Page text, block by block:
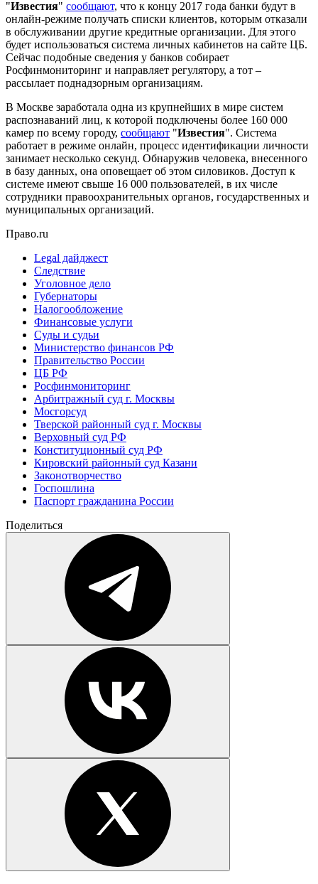
"Известия" сообщают, что к концу 2017 года банки будут в
онлайн-режиме получать списки клиентов, которым отказали
в обслуживании другие кредитные организации. Для этого
будет использоваться система личных кабинетов на сайте ЦБ.
Сейчас подобные сведения у банков собирает
Росфинмониторинг и направляет регулятору, а тот –
рассылает поднадзорным организациям.
В Москве заработала одна из крупнейших в мире систем
распознаваний лиц, к которой подключены более 160 000
камер по всему городу, сообщают "Известия". Система
работает в режиме онлайн, процесс идентификации личности
занимает несколько секунд. Обнаружив человека, внесенного
в базу данных, она оповещает об этом силовиков. Доступ к
системе имеют свыше 16 000 пользователей, в их числе
сотрудники правоохранительных органов, государственных и
муниципальных организаций.
Право.ru
Legal дайджест
Следствие
Уголовное дело
Губернаторы
Налогообложение
Финансовые услуги
Суды и судьи
Министерство финансов РФ
Правительство России
ЦБ РФ
Росфинмониторинг
Арбитражный суд г. Москвы
Мосгорсуд
Тверской районный суд г. Москвы
Верховный суд РФ
Конституционный суд РФ
Кировский районный суд Казани
Законотворчество
Госпошлина
Паспорт гражданина России
Поделиться